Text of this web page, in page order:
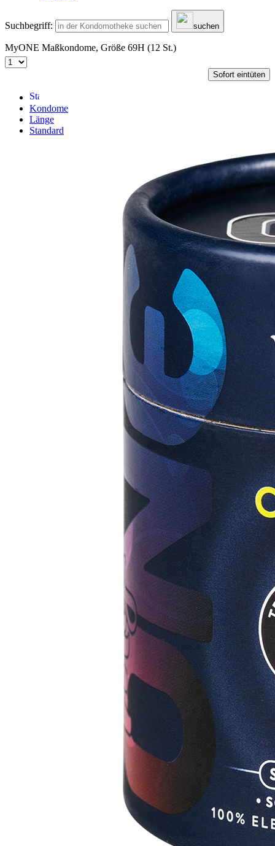
Suchbegriff: suchen
MyONE Maßkondome, Größe 69H (12 St.)
Sofort eintüten
Kondome
Länge
Standard